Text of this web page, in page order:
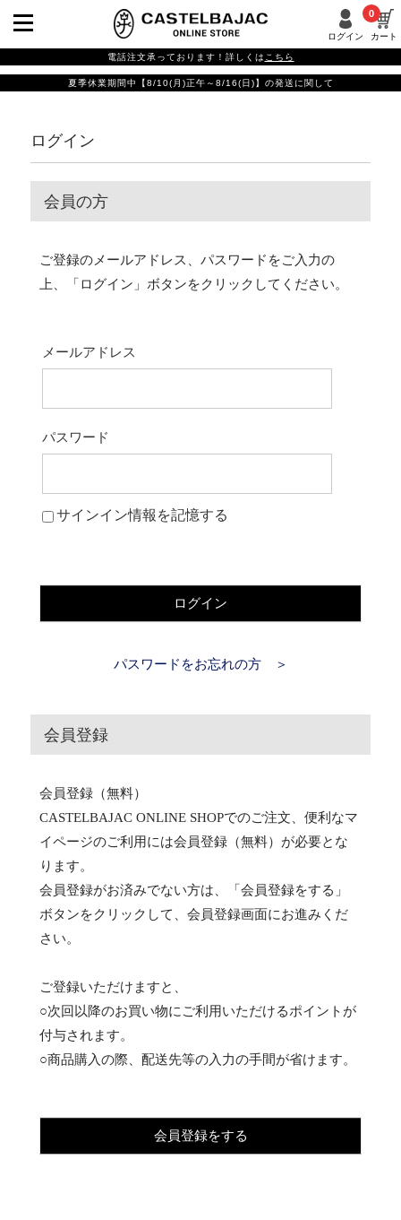
ログイン カート
0
電話注文承っております！詳しくは こちら
夏季休業期間中【8/10(月)正午～8/16(日)】の発送に関して
ログイン
会員の方
ご登録のメールアドレス、パスワードをご入力の
上、「ログイン」ボタンをクリックしてください。
メールアドレス
パスワード
サインイン情報を記憶する
ログイン
パスワードをお忘れの方 ＞
会員登録
会員登録（無料）
CASTELBAJAC ONLINE SHOPでのご注文、便利なマ
イページのご利用には会員登録（無料）が必要とな
ります。
会員登録がお済みでない方は、「会員登録をする」
ボタンをクリックして、会員登録画面にお進みくだ
さい。
ご登録いただけますと、
○次回以降のお買い物にご利用いただけるポイントが
付与されます。
○商品購入の際、配送先等の入力の手間が省けます。
会員登録をする